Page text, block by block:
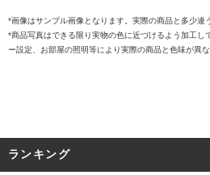
*画像はサンプル画像となります。実際の商品と多少違
*商品写真はできる限り実物の色に近づけるよう加工し
ー設定、お部屋の照明等により実際の商品と色味が異
ランキング